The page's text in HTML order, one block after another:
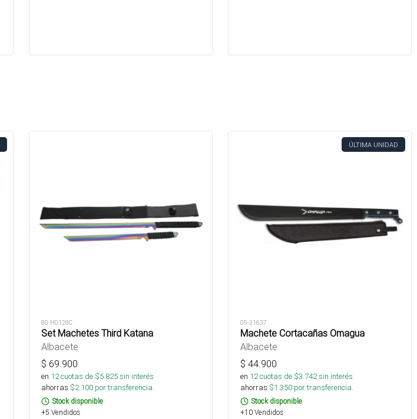
80-H0128C
Set Machetes Third Katana
Albacete
$ 69.900
en 12cuotas de $5.825sin interés
ahorras $2.100 por transferencia.
Stock disponible
+5 Vendidos
ÚLTIMA UNIDAD
05-31637
Machete Cortacañas Omagua
Albacete
$ 44.900
en 12cuotas de $3.742sin interés
ahorras $1.350 por transferencia.
Stock disponible
+10 Vendidos